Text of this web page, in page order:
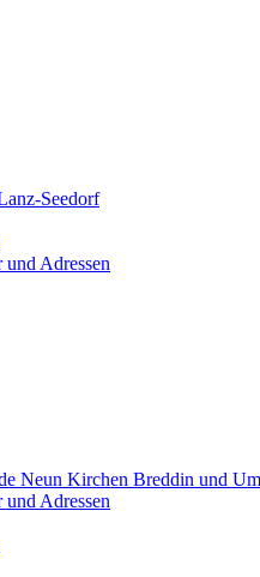
Seedorf
und Adressen
Neun Kirchen Breddin und
und Adressen